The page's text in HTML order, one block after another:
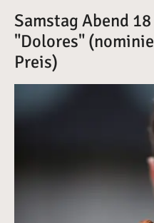
Samstag Abend
"Dolores"
Preis)